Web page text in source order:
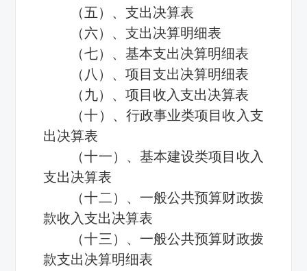
（五）、支出决算表
（六）、支出决算明细表
（七）、基本支出决算明细表
（八）、项目支出决算明细表
（九）、项目收入支出决算表
（十）、行政事业类项目收入支
出决算表
（十一）、基本建设类项目收入
支出决算表
（十二）、一般公共预算财政拨
款收入支出决算表
（十三）、一般公共预算财政拨
款支出决算明细表